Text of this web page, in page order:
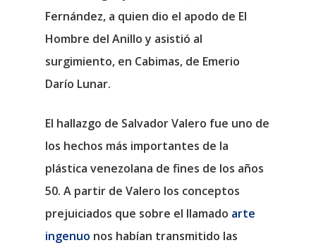
Fernández, a quien dio el apodo de El
Hombre del Anillo y asistió al
surgimiento, en Cabimas, de Emerio
Darío Lunar.
El hallazgo de Salvador Valero fue uno de
los hechos más importantes de la
plástica venezolana de fines de los años
50. A partir de Valero los conceptos
prejuiciados que sobre el llamado arte
ingenuo nos habían transmitido las